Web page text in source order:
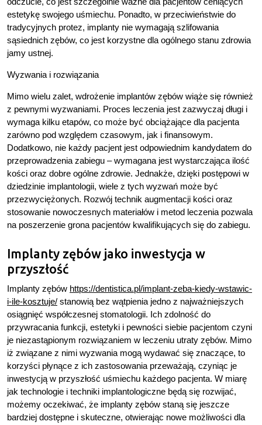
estetykę swojego uśmiechu. Ponadto, w przeciwieństwie do
tradycyjnych protez, implanty nie wymagają szlifowania
sąsiednich zębów, co jest korzystne dla ogólnego stanu zdrowia
jamy ustnej.
Wyzwania i rozwiązania
Mimo wielu zalet, wdrożenie implantów zębów wiąże się również
z pewnymi wyzwaniami. Proces leczenia jest zazwyczaj długi i
wymaga kilku etapów, co może być obciążające dla pacjenta
zarówno pod względem czasowym, jak i finansowym.
Dodatkowo, nie każdy pacjent jest odpowiednim kandydatem do
przeprowadzenia zabiegu – wymagana jest wystarczająca ilość
kości oraz dobre ogólne zdrowie. Jednakże, dzięki postępowi w
dziedzinie implantologii, wiele z tych wyzwań może być
przezwyciężonych. Rozwój technik augmentacji kości oraz
stosowanie nowoczesnych materiałów i metod leczenia pozwala
na poszerzenie grona pacjentów kwalifikujących się do zabiegu.
Implanty zębów jako inwestycja w
przyszłość
Implanty zębów https://dentistica.pl/implant-zeba-kiedy-wstawic-
i-ile-kosztuje/ stanowią bez wątpienia jedno z najważniejszych
osiągnięć współczesnej stomatologii. Ich zdolność do
przywracania funkcji, estetyki i pewności siebie pacjentom czyni
je niezastąpionym rozwiązaniem w leczeniu utraty zębów. Mimo
iż związane z nimi wyzwania mogą wydawać się znaczące, to
korzyści płynące z ich zastosowania przeważają, czyniąc je
inwestycją w przyszłość uśmiechu każdego pacjenta. W miarę
jak technologie i techniki implantologiczne będą się rozwijać,
możemy oczekiwać, że implanty zębów staną się jeszcze
bardziej dostępne i skuteczne, otwierając nowe możliwości dla